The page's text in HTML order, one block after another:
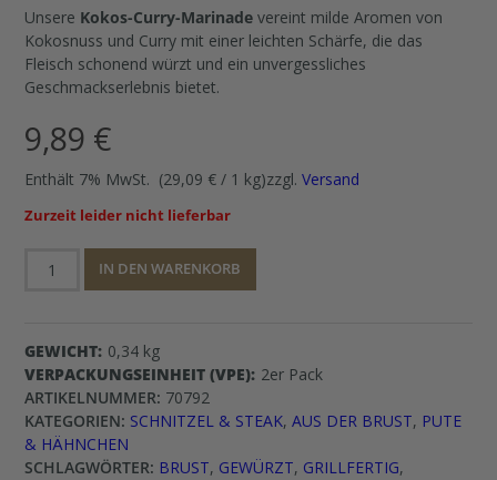
Unsere Kokos-Curry-Marinade vereint milde Aromen von
Kokosnuss und Curry mit einer leichten Schärfe, die das
Fleisch schonend würzt und ein unvergessliches
Geschmackserlebnis bietet.
9,89 €
Enthält 7% MwSt. (29,09 € / 1 kg)zzgl.Versand
Zurzeit leider nicht lieferbar
Menge
IN DEN WARENKORB
GEWICHT 0,34 kg
VERPACKUNGSEINHEIT (VPE) 2er Pack
ARTIKELNUMMER: 70792
KATEGORIEN: SCHNITZEL & STEAK,AUS DER BRUST, PUTE
& HÄHNCHEN
SCHLAGWÖRTER: BRUST, GEWÜRZT, GRILLFERTIG,